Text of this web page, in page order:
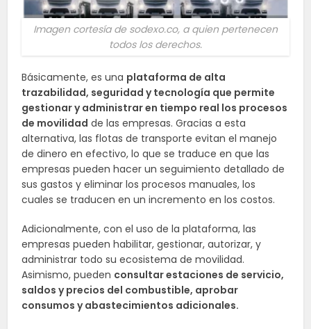
Imagen cortesía de sodexo.co, a quien pertenecen
todos los derechos.
Básicamente, es una plataforma de alta
trazabilidad, seguridad y tecnología que permite
gestionar y administrar en tiempo real los procesos
de movilidad de las empresas. Gracias a esta
alternativa, las flotas de transporte evitan el manejo
de dinero en efectivo, lo que se traduce en que las
empresas pueden hacer un seguimiento detallado de
sus gastos y eliminar los procesos manuales, los
cuales se traducen en un incremento en los costos.
Adicionalmente, con el uso de la plataforma, las
empresas pueden habilitar, gestionar, autorizar, y
administrar todo su ecosistema de movilidad.
Asimismo, pueden consultar estaciones de servicio,
saldos y precios del combustible, aprobar
consumos y abastecimientos adicionales.